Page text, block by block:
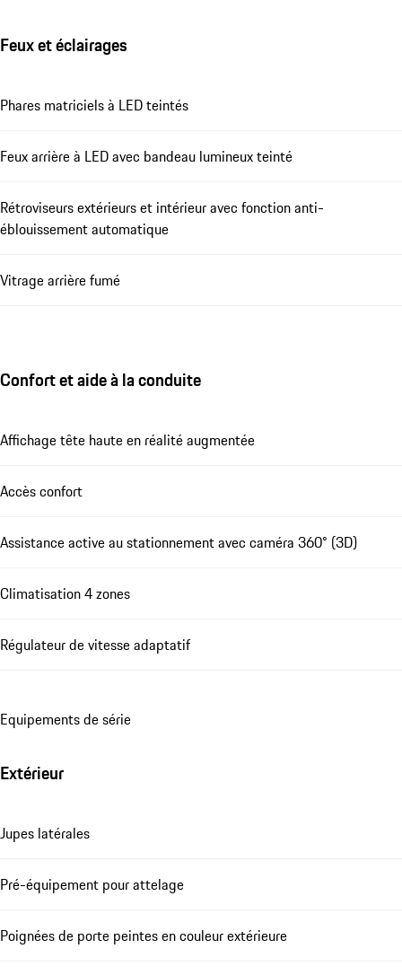
Feux et éclairages
Phares matriciels à LED teintés
Feux arrière à LED avec bandeau lumineux teinté
Rétroviseurs extérieurs et intérieur avec fonction anti-
éblouissement automatique
Vitrage arrière fumé
Confort et aide à la conduite
Affichage tête haute en réalité augmentée
Accès confort
Assistance active au stationnement avec caméra 360° (3D)
Climatisation 4 zones
Régulateur de vitesse adaptatif
Equipements de série
Extérieur
Jupes latérales
Pré-équipement pour attelage
Poignées de porte peintes en couleur extérieure